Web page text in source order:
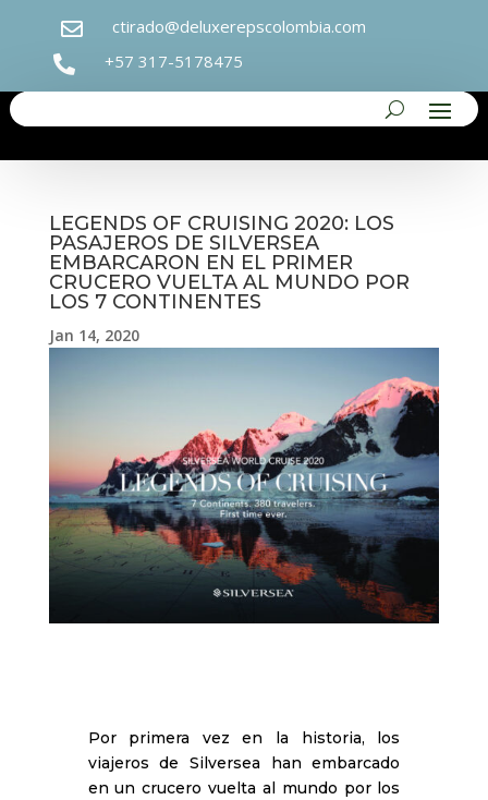
 ctirado@deluxerepscolombia.com
 +57 317-5178475
LEGENDS OF CRUISING 2020: LOS
PASAJEROS DE SILVERSEA
EMBARCARON EN EL PRIMER
CRUCERO VUELTA AL MUNDO POR
LOS 7 CONTINENTES
Jan 14, 2020
Por primera vez en la historia, los
viajeros de Silversea han embarcado
en un crucero vuelta al mundo por los